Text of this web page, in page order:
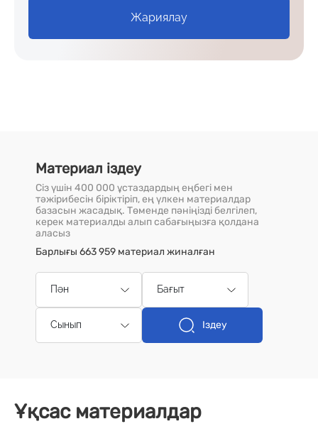
Жариялау
Материал іздеу
Сіз үшін 400 000 ұстаздардың еңбегі мен
тәжірибесін біріктіріп, ең үлкен материалдар
базасын жасадық. Төменде пәніңізді белгілеп,
керек материалды алып сабағыңызға қолдана
аласыз
Барлығы 663 959 материал жиналған
Пән Бағыт
Сынып Іздеу
Ұқсас материалдар